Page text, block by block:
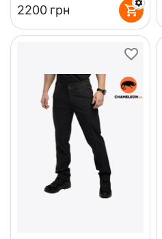
‍2200‍ грн